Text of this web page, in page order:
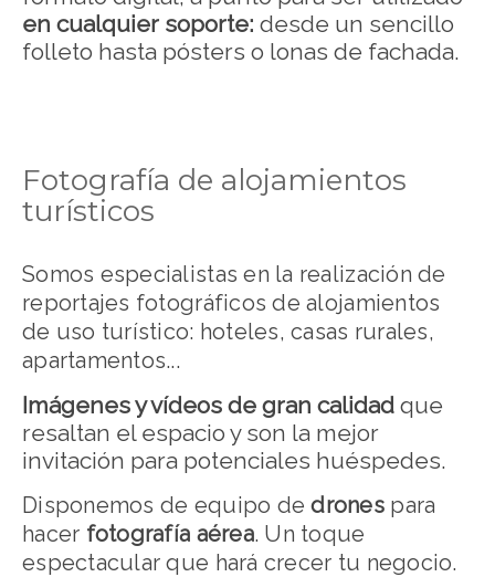
en cualquier soporte: desde un sencillo
folleto hasta pósters o lonas de fachada.
Fotografía de alojamientos
turísticos
Somos especialistas en la realización de
reportajes fotográficos de alojamientos
de uso turístico: hoteles, casas rurales,
apartamentos...
Imágenes y vídeos de gran calidad que
resaltan el espacio y son la mejor
invitación para potenciales huéspedes.
Disponemos de equipo dedrones para
hacer fotografía aérea. Un toque
espectacular que hará crecer tu negocio.